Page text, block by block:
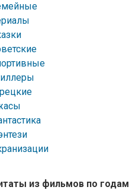
из фильмов по годам